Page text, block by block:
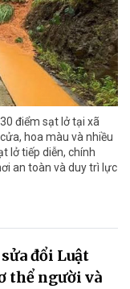
điểm sạt lở tại xã
hoa màu và nhiều
lở tiếp diễn, chính
an toàn và duy trì lực
đổi Luật
thể người và